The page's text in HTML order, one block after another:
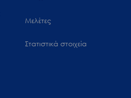
Μελέτες
Στατιστικά στοιχεία